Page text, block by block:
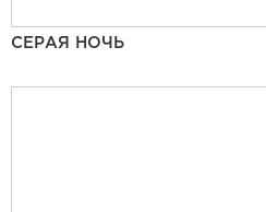
СЕРАЯ НОЧЬ